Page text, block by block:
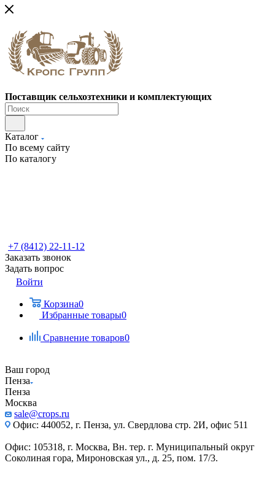
Поставщик сельхозтехники и комплектующих
Каталог
По всему сайту
По каталогу
+7 (8412) 22-11-12
Заказать звонок
Задать вопрос
Войти
Корзина0
Избранные товары0
Сравнение товаров0
Ваш город
Пенза
Пенза
Москва
sale@crops.ru
Офис: 440052, г. Пенза, ул. Свердлова стр. 2И, офис 511
Офис: 105318, г. Москва, Вн. тер. г. Муниципальный округ
Соколиная гора, Мироновская ул., д. 25, пом. 17/3.